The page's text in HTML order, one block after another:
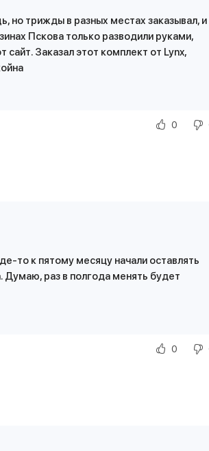
но трижды в разных местах заказывал, и
Пскова только разводили руками,
сайт. Заказал этот комплект от Lynx,
0
то к пятому месяцу начали оставлять
Думаю, раз в полгода менять будет
0